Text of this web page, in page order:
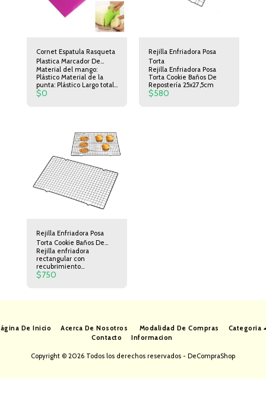
Cornet Espatula Rasqueta
Plastica Marcador De
Tortas Set X 3 Reposteria
Pasteleria
Material del mango:
Plástico Material de la
punta: Plástico Largo total:
11.5 cm
$0
Rejilla Enfriadora Posa
Torta
Rejilla Enfriadora Posa
Torta Cookie Baños De
Repostería 25x27,5cm
$580
Rejilla Enfriadora Posa
Torta Cookie Baños De
Repostería 25x40cm
Rejilla enfriadora
rectangular con
recubrimiento
antiadherente con patitas.
$750
De Inicio Acerca De Nosotros Modalidad De Compras
Categoria
Contacto
Informacion
Copyright © 2026 Todos los derechos reservados - DeCompraShop